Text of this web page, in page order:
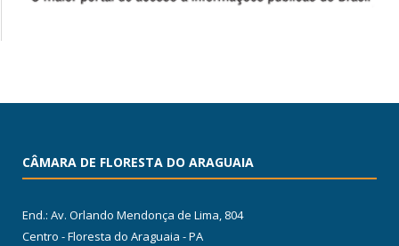
CÂMARA DE FLORESTA DO ARAGUAIA
End.: Av. Orlando Mendonça de Lima, 804
Centro - Floresta do Araguaia - PA